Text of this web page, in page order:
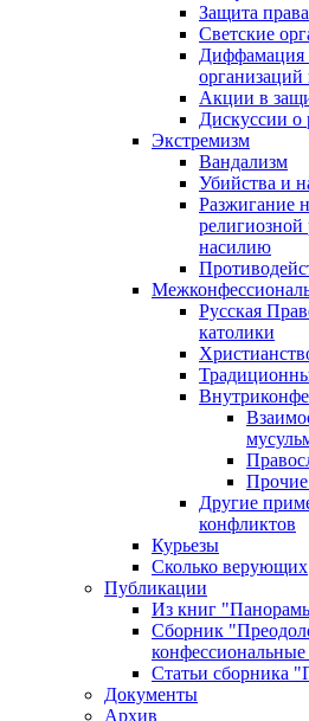
Защита
Светские
Диффамация
Акции в
Дискуссии о
Экстремизм
Вандализм
Убийства и
Разжигание
насилию
Русская
католики
Другие
конфликтов
Курьезы
Сколько верующих
Публикации
Из книг
Сборник
Статьи сборника
Документы
Архив